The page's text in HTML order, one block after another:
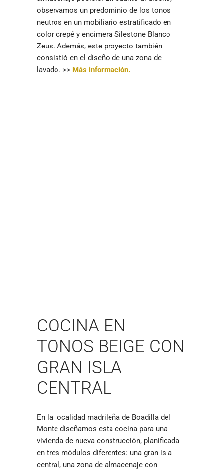
observamos un predominio de los tonos
neutros en un mobiliario estratificado en
color crepé y encimera Silestone Blanco
Zeus. Además, este proyecto también
consistió en el diseño de una zona de
lavado. >> Más información.
COCINA EN
TONOS BEIGE CON
GRAN ISLA
CENTRAL
En la localidad madrileña de Boadilla del
Monte diseñamos esta cocina para una
vivienda de nueva construcción, planificada
en tres módulos diferentes: una gran isla
central, una zona de almacenaje con